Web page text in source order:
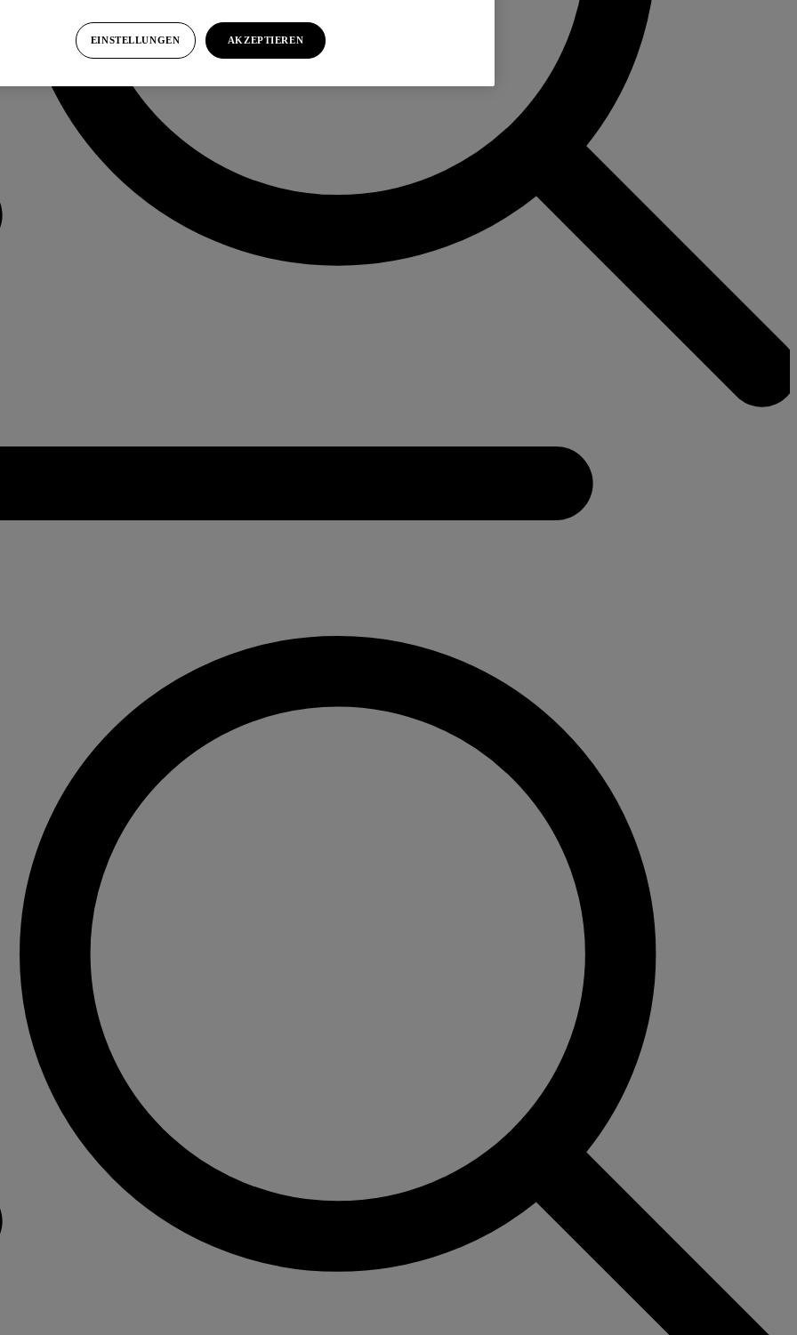
EINSTELLUNGEN AKZEPTIEREN